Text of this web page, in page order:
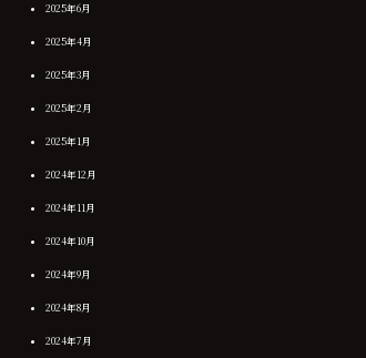
2025年6月
2025年4月
2025年3月
2025年2月
2025年1月
2024年12月
2024年11月
2024年10月
2024年9月
2024年8月
2024年7月